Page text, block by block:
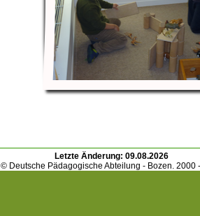
Letzte Änderung: 09.08.2026
© Deutsche Pädagogische Abteilung - Bozen. 2000